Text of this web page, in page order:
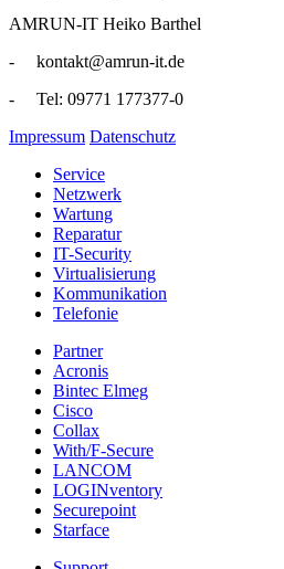
AMRUN-IT Heiko Barthel
- kontakt@amrun-it.de
- Tel: 09771 177377-0
Impressum Datenschutz
Service
Netzwerk
Wartung
Reparatur
IT-Security
Virtualisierung
Kommunikation
Telefonie
Partner
Acronis
Bintec Elmeg
Cisco
Collax
With/F-Secure
LANCOM
LOGINventory
Securepoint
Starface